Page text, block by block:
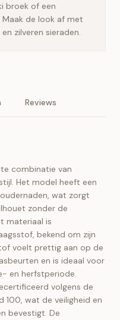
broek of een
Maak de look af met
zilveren sieraden.
Reviews
combinatie van
Het model heeft een
wat zorgt
zonder de
materiaal is
bekend om zijn
voelt prettig aan op de
en is ideaal voor
en herfstperiode.
volgens de
100, wat de veiligheid en
bevestigt. De